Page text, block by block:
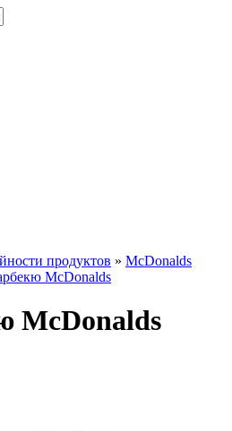
продуктов » McDonalds
McDonalds
McDonalds